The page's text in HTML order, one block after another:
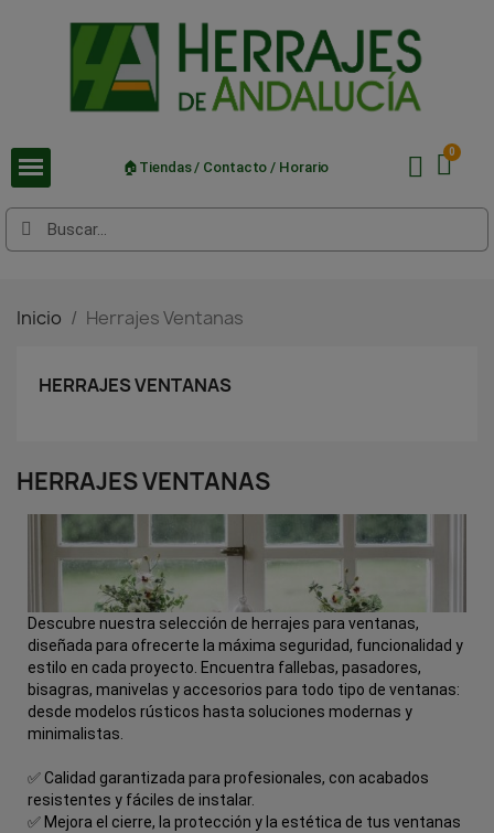
🏠Tiendas / Contacto / Horario
Inicio Herrajes Ventanas
HERRAJES VENTANAS
HERRAJES VENTANAS
Descubre nuestra selección de herrajes para ventanas,
diseñada para ofrecerte la máxima seguridad, funcionalidad y
estilo en cada proyecto. Encuentra fallebas, pasadores,
bisagras, manivelas y accesorios para todo tipo de ventanas:
desde modelos rústicos hasta soluciones modernas y
minimalistas.
✅ Calidad garantizada para profesionales, con acabados
resistentes y fáciles de instalar.
✅ Mejora el cierre, la protección y la estética de tus ventanas